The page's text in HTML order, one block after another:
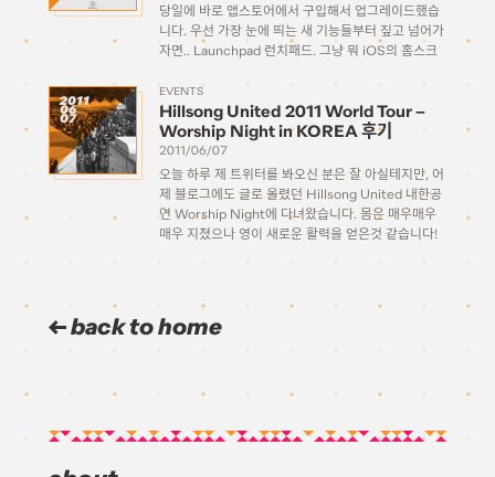
당일에 바로 앱스토어에서 구입해서 업그레이드했습
니다. 우선 가장 눈에 띄는 새 기능들부터 짚고 넘어가
자면.. Launchpad 런치패드. 그냥 뭐 iOS의 홈스크
더 많은 어플을 한꺼번에 볼 수 있다는 거 […]
2011
06
07
EVENTS
Hillsong United 2011 World Tour –
Worship Night in KOREA 후기
2011/06/07
오늘 하루 제 트위터를 봐오신 분은 잘 아실테지만, 어
제 블로그에도 글로 올렸던 Hillsong United 내한공
연 Worship Night에 다녀왔습니다. 몸은 매우매우
매우 지쳤으나 영이 새로운 활력을 얻은것 같습니다!
back to home